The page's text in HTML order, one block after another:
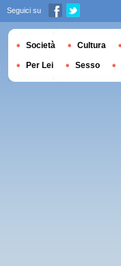
Seguici su
Società Cultura
Per Lei Sesso